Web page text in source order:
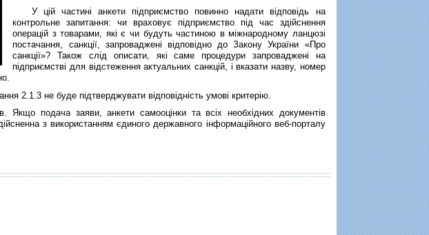
У цій частині анкети підприємство повинно надати відповідь на
контрольне запитання: чи враховує підприємство під час здійснення
операцій з товарами, які є чи будуть частиною в міжнародному ланцюзі
постачання, санкції, запроваджені відповідно до Закону України «Про
санкції»? Також слід описати, які саме процедури запроваджені на
підприємстві для відстеження актуальних санкцій, і вказати назву, номер
2.1.3 не буде підтверджувати відповідність умові критерію.
Якщо подача заяви, анкети самооцінки та всіх необхідних документів
з використанням єдиного державного інформаційного веб-порталу